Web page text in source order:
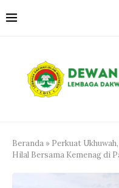
Beranda » Perkuat
Hilal Bersama Kemenag di